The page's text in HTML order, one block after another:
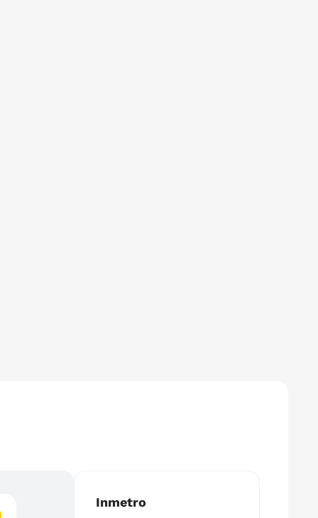
Inmetro